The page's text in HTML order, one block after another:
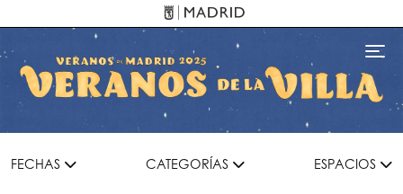
FECHAS CATEGORÍAS ESPACIOS